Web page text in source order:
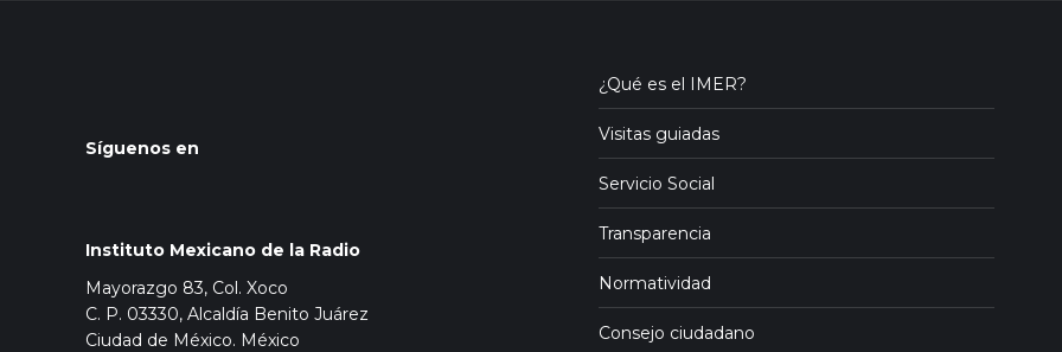
Síguenos en
Instituto Mexicano de la Radio
Mayorazgo 83, Col. Xoco
C. P. 03330, Alcaldía Benito Juárez
Ciudad de México. México
¿Qué es el IMER?
Visitas guiadas
Servicio Social
Transparencia
Normatividad
Consejo ciudadano